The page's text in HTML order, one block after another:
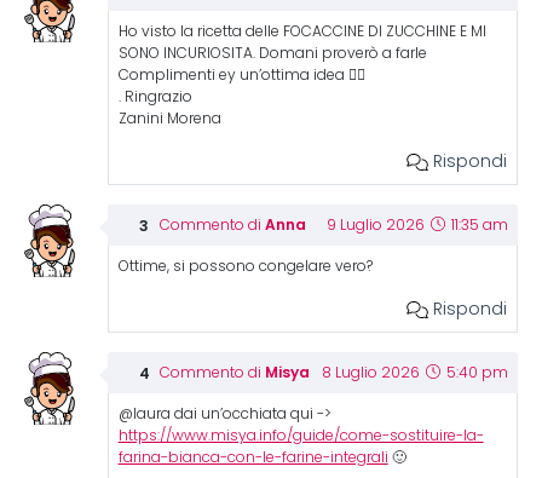
Ho visto la ricetta delle FOCACCINE DI ZUCCHINE E MI
SONO INCURIOSITA. Domani proverò a farle
Complimenti ey un’ottima idea 👍🏻
. Ringrazio
Zanini Morena
Rispondi
Commento di Anna 9 Luglio 2026 11:35 am
Ottime, si possono congelare vero?
Rispondi
Commento di Misya 8 Luglio 2026 5:40 pm
@laura dai un’occhiata qui ->
https://www.misya.info/guide/come-sostituire-la-
farina-bianca-con-le-farine-integrali 🙂